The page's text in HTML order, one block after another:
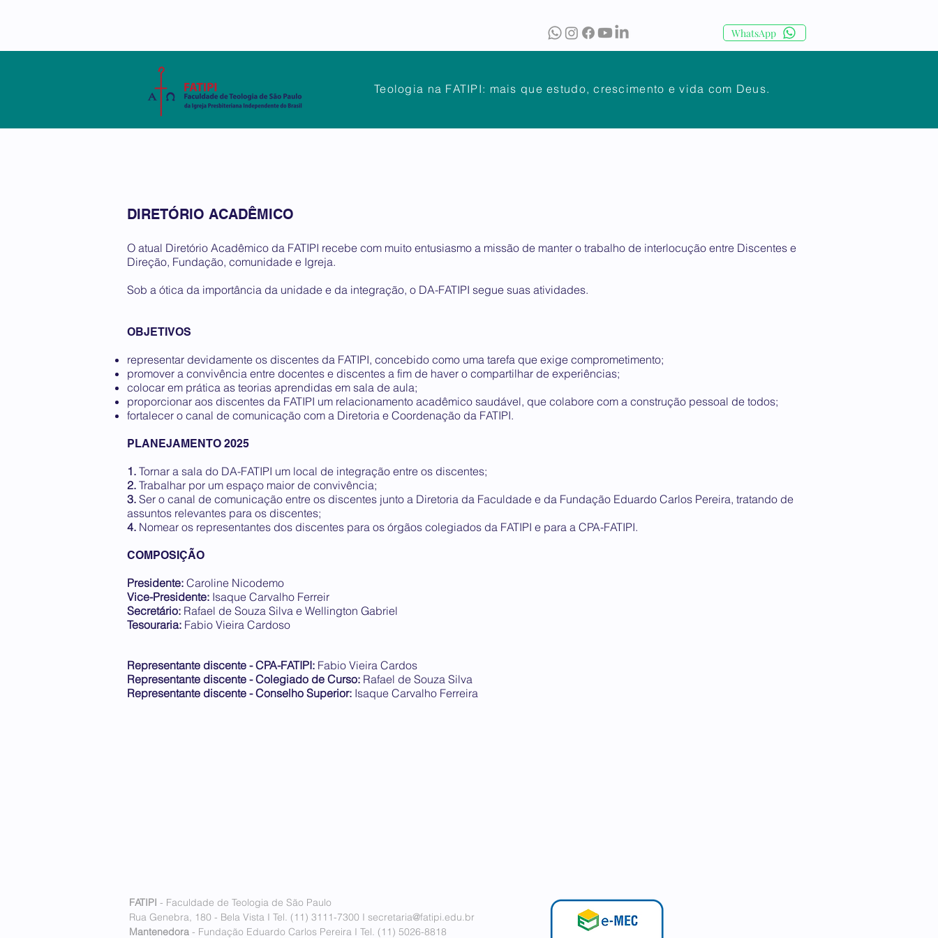
WhatsApp
Teologia na FATIPI: mais que estudo, crescimento e vida com Deus.
DIRETÓRIO ACADÊMICO
O atual Diretório Acadêmico da FATIPI recebe com muito entusiasmo a missão de manter o trabalho de interlocução entre Discentes e
Direção, Fundação, comunidade e Igreja.
Sob a ótica da importância da unidade e da integração, o DA-FATIPI segue suas atividades.
OBJETIVOS
representar devidamente os discentes da FATIPI, concebido como uma tarefa que exige comprometimento;
promover a convivência entre docentes e discentes a fim de haver o compartilhar de experiências;
colocar em prática as teorias aprendidas em sala de aula;
proporcionar aos discentes da FATIPI um relacionamento acadêmico saudável, que colabore com a construção pessoal de todos;
fortalecer o canal de comunicação com a Diretoria e Coordenação da FATIPI.
PLANEJAMENTO 2025
1. Tornar a sala do DA-FATIPI um local de integração entre os discentes;
2. Trabalhar por um espaço maior de convivência;
3. Ser o canal de comunicação entre os discentes junto a Diretoria da Faculdade e da Fundação Eduardo Carlos Pereira, tratando de
assuntos relevantes para os discentes;
4. Nomear os representantes dos discentes para os órgãos colegiados da FATIPI e para a CPA-FATIPI.
COMPOSIÇÃO
Presidente: Caroline Nicodemo
Vice-Presidente: Isaque Carvalho Ferreir
Secretário: Rafael de Souza Silva e Wellington Gabriel
Tesouraria: Fabio Vieira Cardoso
Representante discente - CPA-FATIPI: Fabio Vieira Cardos
Representante discente - Colegiado de Curso: Rafael de Souza Silva
Representante discente - Conselho Superior: Isaque Carvalho Ferreira
FATIPI - Faculdade de Teologia de São Paulo
Rua Genebra, 180 - Bela Vista I Tel. (11) 3111-7300 I secretaria@fatipi.edu.br
Mantenedora - Fundação Eduardo Carlos Pereira I Tel. (11) 5026-8818